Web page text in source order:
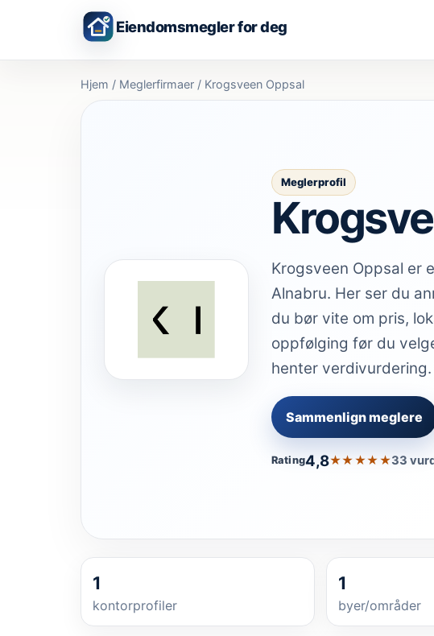
Eiendomsmegler for deg
Hjem / Meglerfirmaer / Krogsveen Oppsal
Meglerprofil
Krogsveen Oppsal er
Alnabru. Her ser du
du bør vite om pris,
oppfølging før du
henter verdivurdering.
Sammenlign meglere
Rating4,8★★★★★33
1
kontorprofiler
1
byer/områder